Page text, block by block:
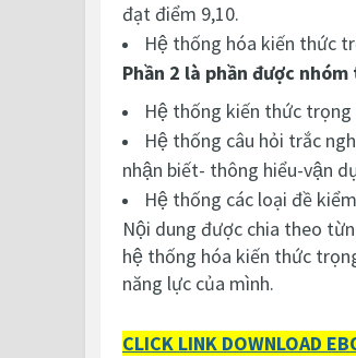
đạt điểm 9,10.
Hệ thống hóa kiến thức
Phần 2 là phần được
Hệ thống kiến thức
Hệ thống câu hỏi trắc
nhận biết- thông hiểu-vận
Hệ thống các loại đề
Nội dung được chia theo
hệ thống hóa kiến thức
năng lực của mình.
CLICK LINK DOWNLOAD